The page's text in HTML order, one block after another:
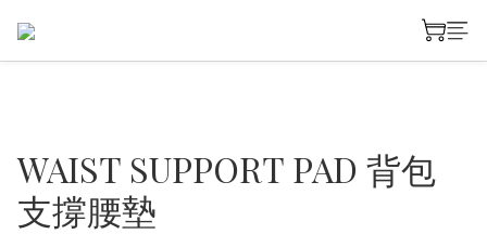
WAIST SUPPORT PAD 背包
支撐腰墊